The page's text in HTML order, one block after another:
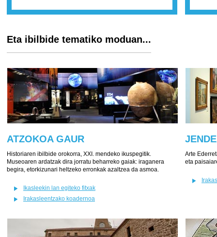
Eta ibilbide tematiko moduan...
ATZOKOA GAUR
Historiaren ibilbide orokorra, XXI. mendeko ikuspegitik.
Museoaren ardatzak dira jorratu beharreko gaiak: iraganera
begira, etorkizunari heltzeko erronkak azaltzea da asmoa.
Ikasleekin lan egiteko fitxak
Irakasleentzako koadernoa
Arte
eta